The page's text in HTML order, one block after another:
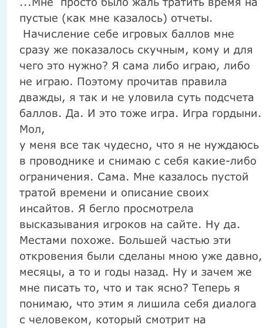
пустые (как мне казалось) отчеты.
Начисление себе игровых баллов мне
сразу же показалось скучным, кому и для
чего это нужно? Я сама либо играю, либо
не играю. Поэтому прочитав правила
дважды, я так и не уловила суть подсчета
баллов. Да. И это тоже игра. Игра гордыни.
Мол,
у меня все так чудесно, что я не нуждаюсь
в проводнике и снимаю с себя какие-либо
ограничения. Сама. Мне казалось пустой
тратой времени и описание своих
инсайтов. Я бегло просмотрела
высказывания игроков на сайте. Ну да.
Местами похоже. Большей частью эти
откровения были сделаны мною уже давно,
месяцы, а то и годы назад. Ну и зачем же
мне писать то, что и так ясно? Теперь я
понимаю, что этим я лишила себя диалога
с человеком, который смотрит на